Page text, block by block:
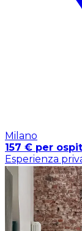
Milano
157 € per
Esperienza